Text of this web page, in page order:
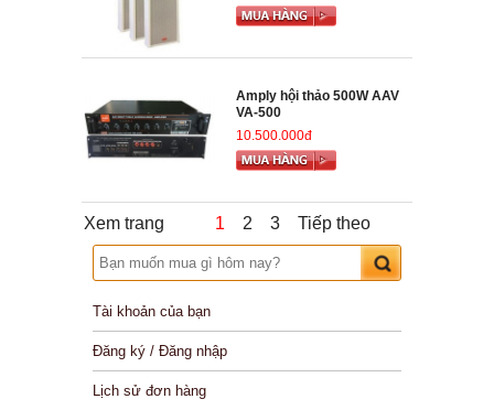
Amply hội thảo 500W AAV
VA-500
10.500.000đ
Xem trang 1 2 3 Tiếp theo
Tài khoản của bạn
Đăng ký / Đăng nhập
Lịch sử đơn hàng